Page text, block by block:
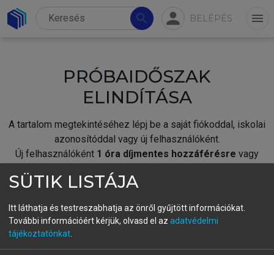
search person BELÉPÉS menu
PRÓBAIDŐSZAK
ELINDÍTÁSA
A tartalom megtekintéséhez lépj be a saját fiókoddal, iskolai
azonosítóddal vagy új felhasználóként.
Új felhasználóként 1 óra díjmentes hozzáférésre vagy
fiókoddal,vagy hozz létre új fiókot.
A regisztráció után apróbaidőszakautomatikusan
SÜTIK LISTÁJA
Itt láthatja és testreszabhatja az önről gyűjtött információkat.
További információért kérjük, olvasd el az adatvédelmi
tájékoztatónkat